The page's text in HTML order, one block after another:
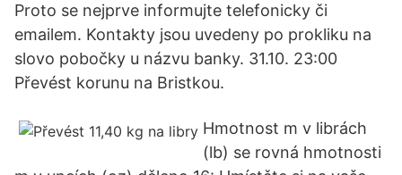
Proto se nejprve informujte telefonicky či
emailem. Kontakty jsou uvedeny po prokliku na
slovo pobočky u názvu banky. 31.10. 23:00
Převést korunu na Bristkou.
Hmotnost m v librách
(lb) se rovná hmotnosti